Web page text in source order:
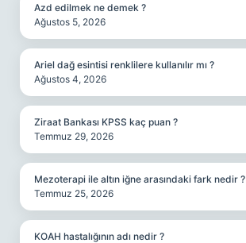
Azd edilmek ne demek ?
Ağustos 5, 2026
Ariel dağ esintisi renklilere kullanılır mı ?
Ağustos 4, 2026
Ziraat Bankası KPSS kaç puan ?
Temmuz 29, 2026
Mezoterapi ile altın iğne arasındaki fark nedir ?
Temmuz 25, 2026
KOAH hastalığının adı nedir ?